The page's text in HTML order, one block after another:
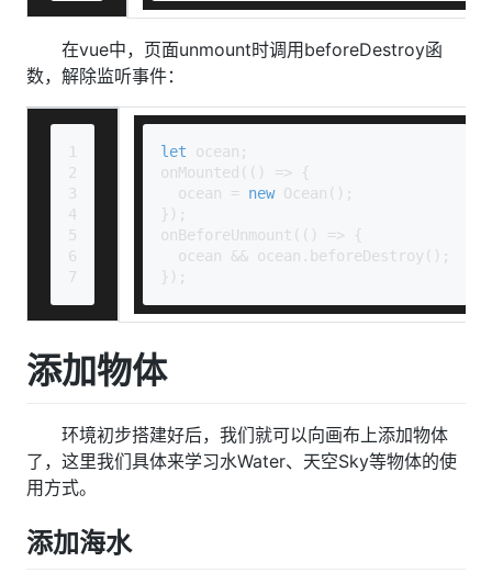
在vue中，页面unmount时调用beforeDestroy函
数，解除监听事件：
1
2
3
4
5
6
7
let ocean;
onMounted ( () => {
  ocean =
new Ocean ();
});
onBeforeUnmount ( () => {
  ocean && ocean.
beforeDestroy ();
});
添加物体
环境初步搭建好后，我们就可以向画布上添加物体
了，这里我们具体来学习水Water、天空Sky等物体的使
用方式。
添加海水